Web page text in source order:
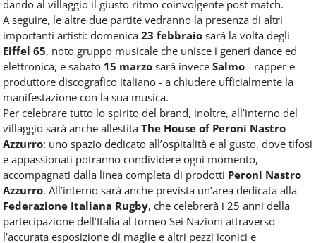
dando al villaggio il giusto ritmo coinvolgente post match.
A seguire, le altre due partite vedranno la presenza di altri
importanti artisti: domenica 23 febbraio sarà la volta degli
Eiffel 65, noto gruppo musicale che unisce i generi dance ed
elettronica, e sabato 15 marzo sarà invece Salmo - rapper e
produttore discografico italiano - a chiudere ufficialmente la
manifestazione con la sua musica.
Per celebrare tutto lo spirito del brand, inoltre, all’interno del
villaggio sarà anche allestita The House of Peroni Nastro
Azzurro: uno spazio dedicato all’ospitalità e al gusto, dove tifosi
e appassionati potranno condividere ogni momento,
accompagnati dalla linea completa di prodotti Peroni Nastro
Azzurro. All’interno sarà anche prevista un’area dedicata alla
Federazione Italiana Rugby, che celebrerà i 25 anni della
partecipazione dell’Italia al torneo Sei Nazioni attraverso
l’accurata esposizione di maglie e altri pezzi iconici e